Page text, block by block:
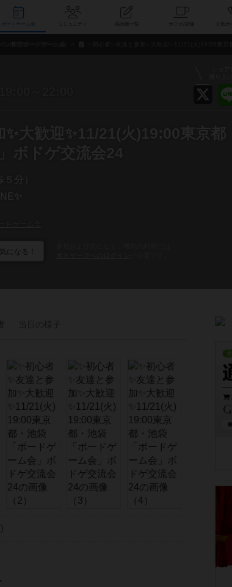
ー コミュニティ
✨大歓迎✨11/21(火)19:00東京都
ボドゲ交流会24
分）
気になる！